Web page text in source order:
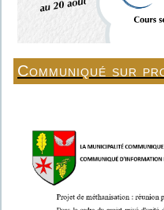
Communiqué sur